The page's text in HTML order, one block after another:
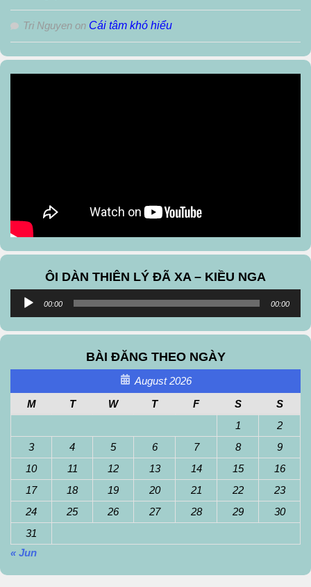
Tri Nguyen on Cái tâm khó hiểu
ÔI DÀN THIÊN LÝ ĐÃ XA – KIỀU NGA
Audio
00:00 00:00
BÀI ĐĂNG THEO NGÀY
August 2026
M
T W T F S
S
1
2
3
4 5 6 7 8
9
10
11 12 13 14 15
16
17
18 19 20 21 22
23
24
25 26 27 28 29
30
31
« Jun